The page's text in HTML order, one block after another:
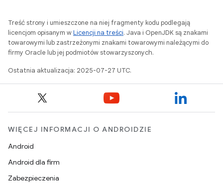
Treść strony i umieszczone na niej fragmenty kodu podlegają
licencjom opisanym wLicencji na treści. Java i OpenJDK są znakami
towarowymi lub zastrzeżonymi znakami towarowymi należącymi do
firmy Oracle lub jej podmiotów stowarzyszonych.
Ostatnia aktualizacja: 2025-07-27 UTC.
WIĘCEJ INFORMACJI O ANDROIDZIE
Android
Android dla firm
Zabezpieczenia